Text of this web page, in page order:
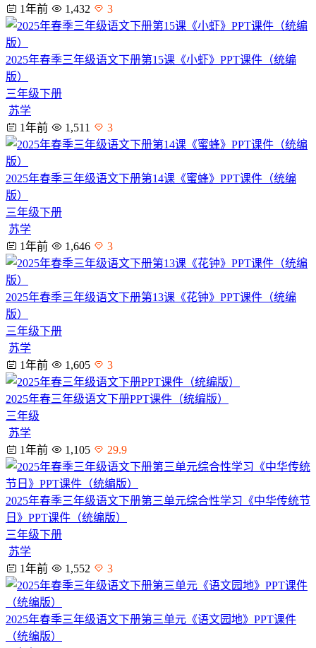
1年前
1,432 3
2025年春季三年级语文下册第15课《小虾》PPT课件（统编
版）
三年级下册
苏学
1年前
1,511 3
2025年春季三年级语文下册第14课《蜜蜂》PPT课件（统编
版）
三年级下册
苏学
1年前
1,646 3
2025年春季三年级语文下册第13课《花钟》PPT课件（统编
版）
三年级下册
苏学
1年前
1,605 3
2025年春三年级语文下册PPT课件（统编版）
三年级
苏学
1年前
1,105 29.9
2025年春季三年级语文下册第三单元综合性学习《中华传统节
日》PPT课件（统编版）
三年级下册
苏学
1年前
1,552 3
2025年春季三年级语文下册第三单元《语文园地》PPT课件
（统编版）